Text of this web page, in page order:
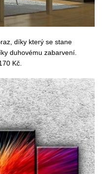
díky který se stane
duhovému zabarvení.
Kč.